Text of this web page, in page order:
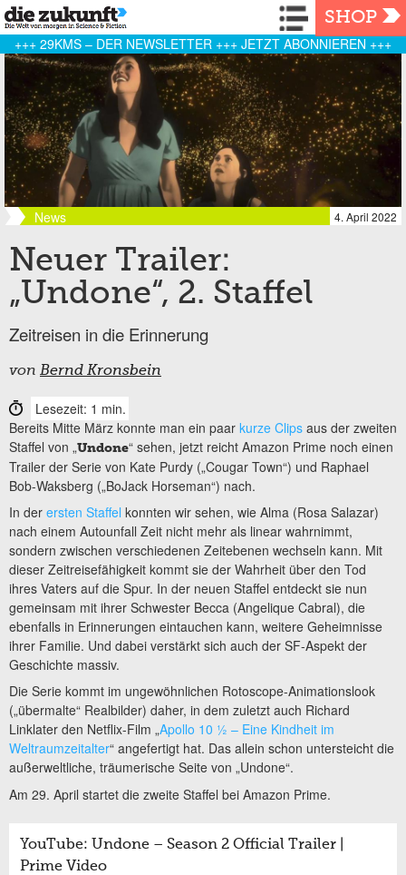
Navigation
SHOP
+++ 29KMS – DER NEWSLETTER +++ JETZT ABONNIEREN +++
News 4. April 2022
Neuer Trailer:
„Undone“, 2. Staffel
Zeitreisen in die Erinnerung
von Bernd Kronsbein
Lesezeit: 1 min.
Bereits Mitte März konnte man ein paar kurze Clips aus der zweiten
Staffel von „Undone“ sehen, jetzt reicht Amazon Prime noch einen
Trailer der Serie von Kate Purdy („Cougar Town“) und Raphael
Bob-Waksberg („BoJack Horseman“) nach.
In der ersten Staffel konnten wir sehen, wie Alma (Rosa Salazar)
nach einem Autounfall Zeit nicht mehr als linear wahrnimmt,
sondern zwischen verschiedenen Zeitebenen wechseln kann. Mit
dieser Zeitreisefähigkeit kommt sie der Wahrheit über den Tod
ihres Vaters auf die Spur. In der neuen Staffel entdeckt sie nun
gemeinsam mit ihrer Schwester Becca (Angelique Cabral), die
ebenfalls in Erinnerungen eintauchen kann, weitere Geheimnisse
ihrer Familie. Und dabei verstärkt sich auch der SF-Aspekt der
Geschichte massiv.
Die Serie kommt im ungewöhnlichen Rotoscope-Animationslook
(„übermalte“ Realbilder) daher, in dem zuletzt auch Richard
Linklater den Netflix-Film „Apollo 10 ½ – Eine Kindheit im
Weltraumzeitalter“ angefertigt hat. Das allein schon untersteicht die
außerweltliche, träumerische Seite von „Undone“.
Am 29. April startet die zweite Staffel bei Amazon Prime.
YouTube: Undone – Season 2 Official Trailer |
Prime Video